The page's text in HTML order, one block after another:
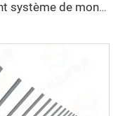
Stock disponible du fabricant système de montage de suivi de panneau solaire lourd à un axe structure en acier avec service de découpe